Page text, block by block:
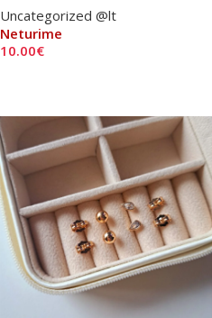
Uncategorized @lt
Neturime
10.00€